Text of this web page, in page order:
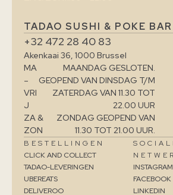
TADAO SUSHI & POKE
+32 472 28 40 83
Akenkaai 36, 1000 Brussel
MA
–
VRI
J
MAANDAG GESLOTEN.
GEOPEND VAN DINSDAG T/M
ZATERDAG VAN 11.30 TOT
22.00 UUR
ZA &
ZON
ZONDAG GEOPEND VAN
11.30 TOT 21.00 UUR.
BESTELLINGEN
CLICK AND COLLECT
TADAO-LEVERINGEN
UBEREATS
DELIVEROO
INSTAGRAM
FACEBOOK
LINKEDIN